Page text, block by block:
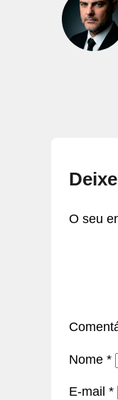
O seu
Nome *
E-mail *